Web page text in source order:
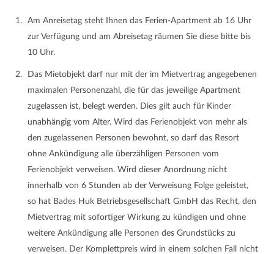
Am Anreisetag steht Ihnen das Ferien-Apartment ab 16 Uhr
zur Verfügung und am Abreisetag räumen Sie diese bitte bis
10 Uhr.
Das Mietobjekt darf nur mit der im Mietvertrag angegebenen
maximalen Personenzahl, die für das jeweilige Apartment
zugelassen ist, belegt werden. Dies gilt auch für Kinder
unabhängig vom Alter. Wird das Ferienobjekt von mehr als
den zugelassenen Personen bewohnt, so darf das Resort
ohne Ankündigung alle überzähligen Personen vom
Ferienobjekt verweisen. Wird dieser Anordnung nicht
innerhalb von 6 Stunden ab der Verweisung Folge geleistet,
so hat Bades Huk Betriebsgesellschaft GmbH das Recht, den
Mietvertrag mit sofortiger Wirkung zu kündigen und ohne
weitere Ankündigung alle Personen des Grundstücks zu
verweisen. Der Komplettpreis wird in einem solchen Fall nicht